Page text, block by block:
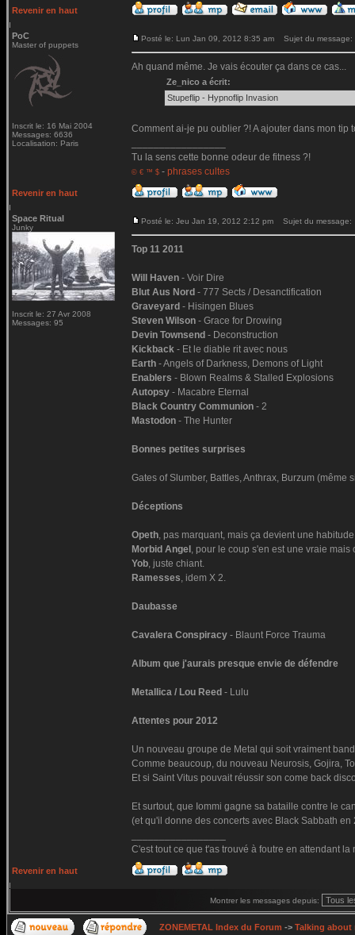
Revenir en haut
PoC
Master of puppets
Inscrit le: 16 Mai 2004
Messages: 6636
Localisation: Paris
Posté le: Lun Jan 09, 2012 8:35 am Sujet du message:
Ah quand même. Je vais écouter ça dans ce cas...
Ze_nico a écrit:
Stupeflip - Hypnoflip Invasion
Comment ai-je pu oublier ?! A ajouter dans mon tip
Tu la sens cette bonne odeur de fitness ?!
© € ™ $ - phrases cultes
Revenir en haut
Space Ritual
Junky
Inscrit le: 27 Avr 2008
Messages: 95
Posté le: Jeu Jan 19, 2012 2:12 pm Sujet du message:
Top 11 2011
Will Haven - Voir Dire
Blut Aus Nord - 777 Sects / Desanctification
Graveyard - Hisingen Blues
Steven Wilson - Grace for Drowing
Devin Townsend - Deconstruction
Kickback - Et le diable rit avec nous
Earth - Angels of Darkness, Demons of Light
Enablers - Blown Realms & Stalled Explosions
Autopsy - Macabre Eternal
Black Country Communion - 2
Mastodon - The Hunter
Bonnes petites surprises
Gates of Slumber, Battles, Anthrax, Burzum (même
Déceptions
Opeth, pas marquant, mais ça devient une
Morbid Angel , pour le coup s'en est une vraie
Yob, juste chiant.
Ramesses, idem X 2.
Daubasse
Cavalera Conspiracy - Blaunt Force Trauma
Album que j'aurais presque envie de défendre
Metallica / Lou Reed - Lulu
Attentes pour 2012
Un nouveau groupe de Metal qui soit vraiment
Comme beaucoup, du nouveau Neurosis, Gojira,
Et si Saint Vitus pouvait réussir son come back
Et surtout, que Iommi gagne sa bataille contre le
(et qu'il donne des concerts avec Black Sabbath
C'est tout ce que t'as trouvé à foutre en attendant la
Revenir en haut
Montrer les messages depuis:
ZONEMETAL Index du Forum -> Talking about